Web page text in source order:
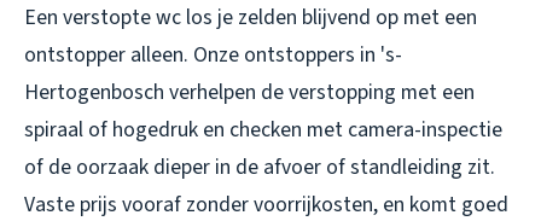
Een verstopte wc los je zelden blijvend op met een
ontstopper alleen. Onze ontstoppers in 's-
Hertogenbosch verhelpen de verstopping met een
spiraal of hogedruk en checken met camera-inspectie
of de oorzaak dieper in de afvoer of standleiding zit.
Vaste prijs vooraf zonder voorrijkosten, en komt goed